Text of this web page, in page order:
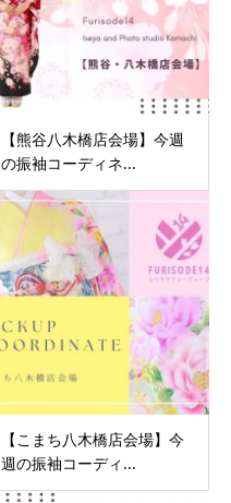
【熊谷八木橋店会場】今週
の振袖コーディネ...
【こまち八木橋店会場】今
週の振袖コーディ...